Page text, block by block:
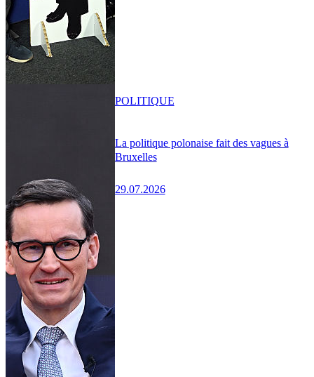
La politique polonaise fait des vagues à
Bruxelles
29.07.2026
POLITIQUE